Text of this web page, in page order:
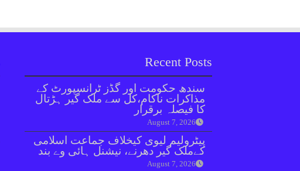
Recent Posts
سندھ حکومت اور گڈز ٹرانسپورٹ کے
مذاکرات ناکام،کل سے ملک گیر ہڑتال
کا فیصلہ برقرار
August 7, 2026
پیٹرولیم لیوی کیخلاف جماعت اسلامی
کےملک گیر دھرنے، نیشنل ہائی وے بند
August 7, 2026